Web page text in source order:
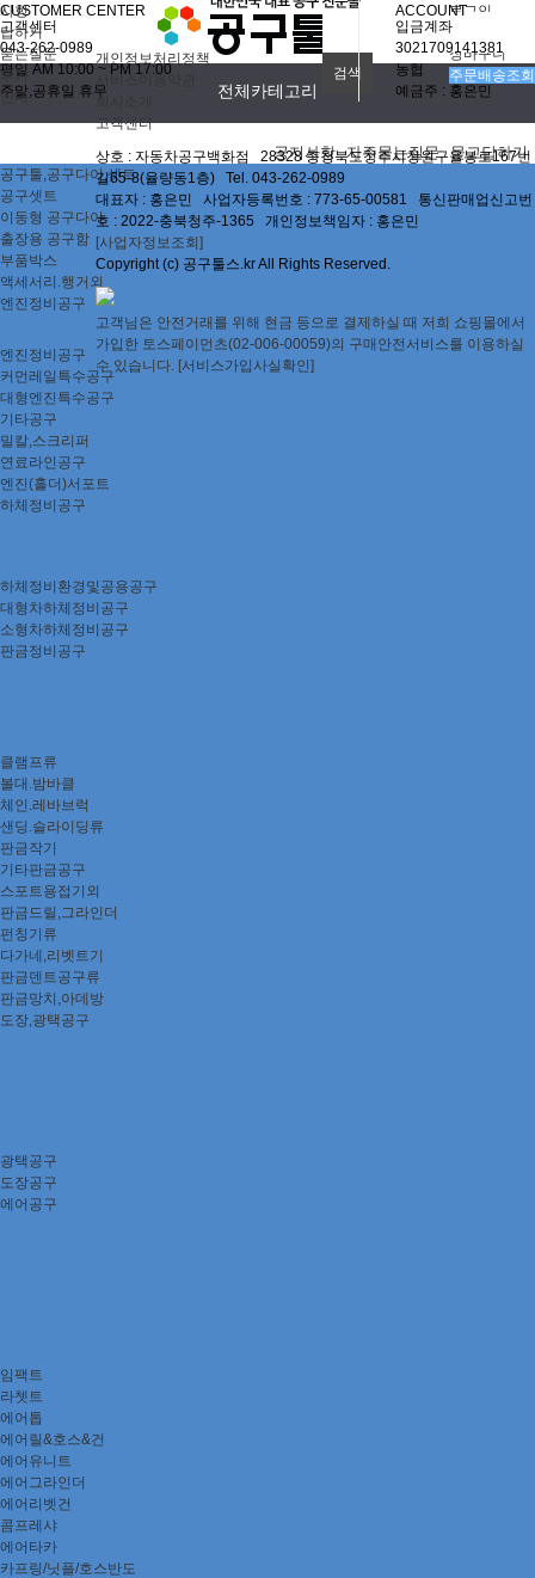
로그인
회원가입
장바구니
주문배송조회
전체카테고리
공지사항 자주묻는질문 묻고답하기
공구툴,공구다이,셋트
공구셋트
이동형 공구다이
출장용 공구함
부품박스
액세서리.행거외
엔진정비공구
엔진정비공구
커먼레일특수공구
대형엔진특수공구
기타공구
밀칼,스크리퍼
연료라인공구
엔진(홀더)서포트
하체정비공구
하체정비환경및공용공구
대형차하체정비공구
소형차하체정비공구
판금정비공구
클램프류
볼대.밤바클
체인.레바브럭
샌딩.슬라이딩류
판금작기
기타판금공구
스포트용접기외
판금드릴,그라인더
펀칭기류
다가네,리벳트기
판금덴트공구류
판금망치,아데방
도장,광택공구
광택공구
도장공구
에어공구
임팩트
라쳇트
에어톱
에어릴&호스&건
에어유니트
에어그라인더
에어리벳건
콤프레샤
에어타카
카프링/닛플/호스반도
CUSTOMER CENTER
고객센터
043-262-0989
평일 AM 10:00 ~ PM 17:00
주말,공휴일 휴무
ACCOUNT
입금계좌
3021709141381
농협
예금주 : 홍은민
항
하기
는질문
기
내
개인정보처리정책
회사소개
고객센터
상호 : 자동차공구백화점 28328 충청북도청주시청원구율봉로167번
길65-8(율량동1층) Tel. 043-262-0989
대표자 : 홍은민 사업자등록번호 : 773-65-00581 통신판매업신고번
호 : 2022-충북청주-1365 개인정보책임자 : 홍은민
[사업자정보조회]
Copyright (c) 공구툴스.kr All Rights Reserved.
고객님은 안전거래를 위해 현금 등으로 결제하실 때 저희 쇼핑몰에서
가입한 토스페이먼츠(02-006-00059)의 구매안전서비스를 이용하실
수 있습니다. [서비스가입사실확인]